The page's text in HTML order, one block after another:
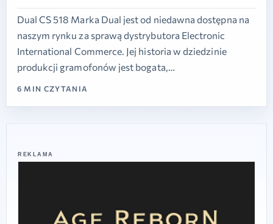
Dual CS 518 Marka Dual jest od niedawna dostępna na
naszym rynku za sprawą dystrybutora Electronic
International Commerce. Jej historia w dziedzinie
produkcji gramofonów jest bogata,…
6 MIN CZYTANIA
REKLAMA